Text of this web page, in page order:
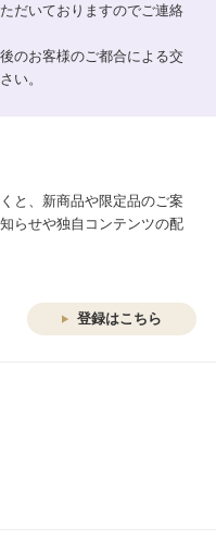
だいておりますのでご連絡
のお客様のご都合による交
い。
と、新商品や限定品のご案
らせや独自コンテンツの配
登録はこちら